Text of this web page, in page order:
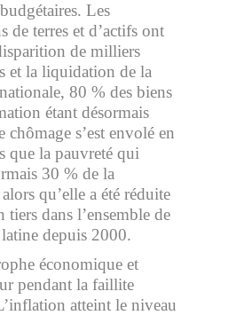
Les
de terres et d’actifs ont
de milliers
et la liquidation de la
80 % des biens
étant désormais
chômage s’est envolé en
que la pauvreté qui
30 % de la
qu’elle a été réduite
tiers dans l’ensemble de
depuis 2000.
économique et
pendant la faillite
atteint le niveau